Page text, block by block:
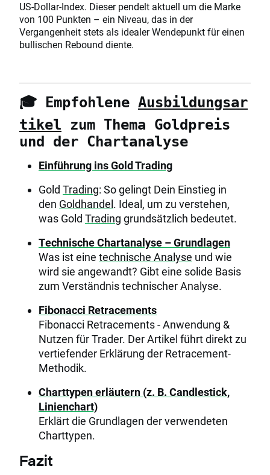
US-Dollar-Index. Dieser pendelt aktuell um die Marke
von 100 Punkten – ein Niveau, das in der
Vergangenheit stets als idealer Wendepunkt für einen
bullischen Rebound diente.
🎓 Empfohlene Ausbildungsar
tikel zum Thema Goldpreis
und der Chartanalyse
Einführung ins Gold Trading
Gold Trading: So gelingt Dein Einstieg in
den Goldhandel. Ideal, um zu verstehen,
was Gold Trading grundsätzlich bedeutet.
Technische Chartanalyse – Grundlagen
Was ist eine technische Analyse und wie
wird sie angewandt? Gibt eine solide Basis
zum Verständnis technischer Analyse.
Fibonacci Retracements
Fibonacci Retracements - Anwendung &
Nutzen für Trader. Der Artikel führt direkt zu
vertiefender Erklärung der Retracement-
Methodik.
Charttypen erläutern (z. B. Candlestick,
Linienchart)
Erklärt die Grundlagen der verwendeten
Charttypen.
Fazit